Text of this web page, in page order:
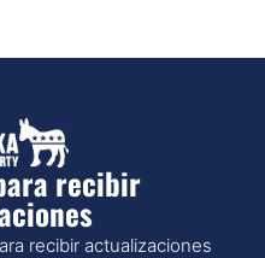
recibir
recibir actualizaciones